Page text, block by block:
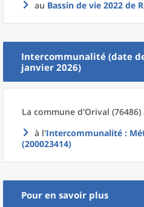
au Bassin de vie 2022 de
Intercommunalité (date
janvier 2026)
La commune d'Orival
à l'Intercommunalité :
(200023414)
Pour en savoir plus